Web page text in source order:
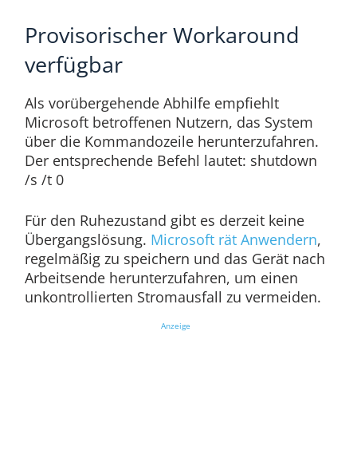
Provisorischer Workaround
verfügbar
Als vorübergehende Abhilfe empfiehlt
Microsoft betroffenen Nutzern, das System
über die Kommandozeile herunterzufahren.
Der entsprechende Befehl lautet: shutdown
/s /t 0
Für den Ruhezustand gibt es derzeit keine
Übergangslösung. Microsoft rät Anwendern,
regelmäßig zu speichern und das Gerät nach
Arbeitsende herunterzufahren, um einen
unkontrollierten Stromausfall zu vermeiden.
Anzeige